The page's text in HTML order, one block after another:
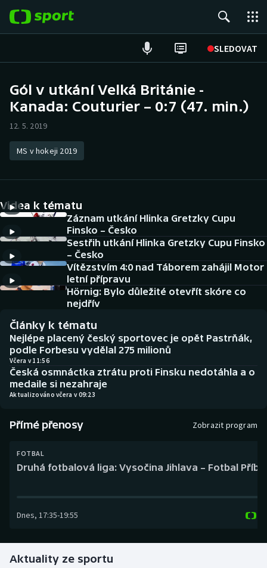
SLEDOVAT
Hokej
Atletika
DALŠÍ SPORTY
Americký fotbal
Baseball a softbal
Biatlon
Boby a skeleton
Box
Curling
Gymnastika
NEPŘEHLÉDNĚTE
Historické návraty
Aplikace ČT sport
AZ kvíz
Gól v utkání Velká Británie -
Kanada: Couturier – 0:7 (47. min.)
12. 5. 2019
MS v hokeji 2019
Videa k tématu
Záznam utkání Hlinka Gretzky Cupu
Finsko – Česko
Sestřih utkání Hlinka Gretzky Cupu Finsko
– Česko
Vítězstvím 4:0 nad Táborem zahájil Motor
letní přípravu
Hörnig: Bylo důležité otevřít skóre co
nejdřív
Články k tématu
Nejlépe placený český sportovec je opět Pastrňák,
podle Forbesu vydělal 275 milionů
Včera v 11:56
Česká osmnáctka ztrátu proti Finsku nedotáhla a o
medaile si nezahraje
Aktualizováno včera v 09:23
Přímé přenosy Zobrazit program
FOTBAL
Druhá fotbalová liga: Vysočina Jihlava – Fotbal
Dnes, 17:35-19:55
Aktuality ze sportu